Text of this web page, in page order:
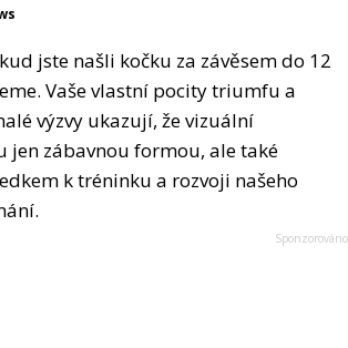
jste našli kočku za závěsem do 12
Vaše vlastní pocity triumfu a
výzvy ukazují, že vizuální
jen zábavnou formou, ale také
k tréninku a rozvoji našeho